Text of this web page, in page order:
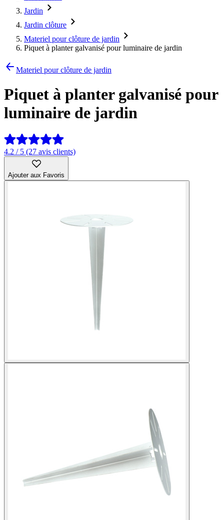
Jardin
Jardin clôture
Materiel pour clôture de jardin
Piquet à planter galvanisé pour luminaire de jardin
Materiel pour clôture de jardin
Piquet à planter galvanisé pour
luminaire de jardin
4.2 / 5 (27 avis clients)
Ajouter aux Favoris